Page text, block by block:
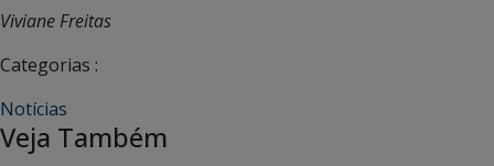
Viviane Freitas
Categorias :
Notícias
Veja Também